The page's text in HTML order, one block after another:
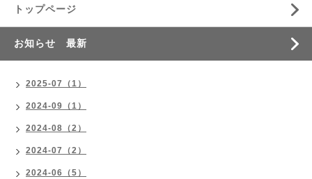
トップページ
お知らせ 最新
2025-07（1）
2024-09（1）
2024-08（2）
2024-07（2）
2024-06（5）